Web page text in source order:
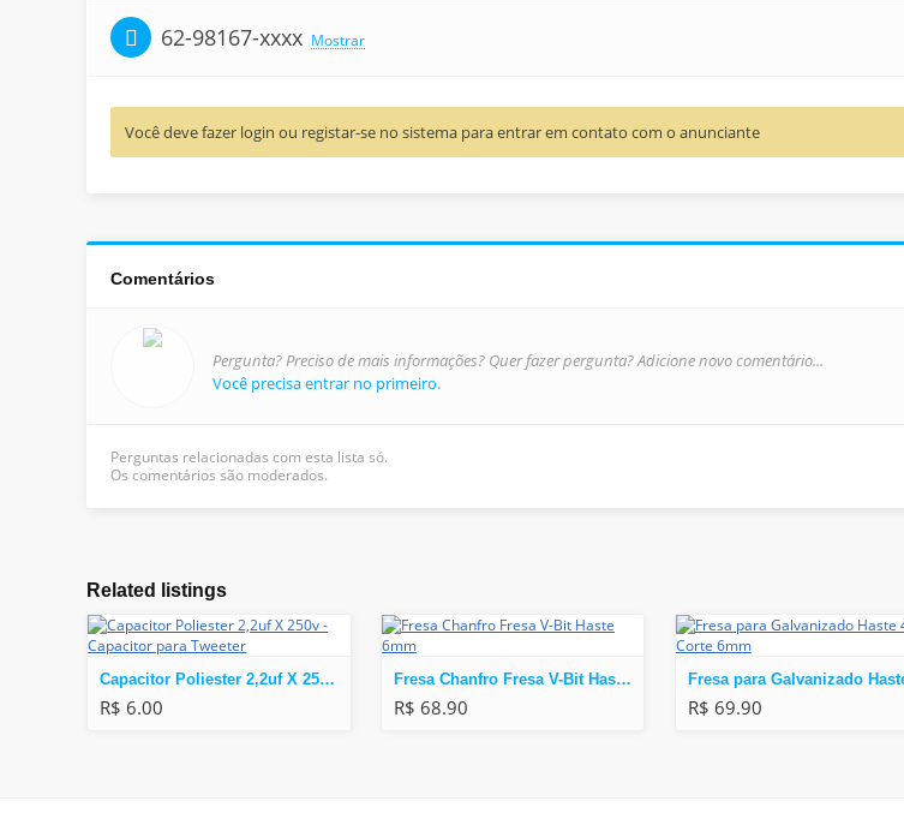
62-98167-xxxx Mostrar
Você deve fazer login ou registar-se no sistema para entrar em contato com o anunciante
Comentários
Pergunta? Preciso de mais informações? Quer fazer pergunta? Adicione novo comentário...
Você precisa entrar no primeiro.
Perguntas relacionadas com esta lista só.
Os comentários são moderados.
Related listings
Capacitor Poliester 2,2uf X 250v - Capacitor para Tweeter
R$ 6.00
Fresa Chanfro Fresa V-Bit Haste 6mm
R$ 68.90 R$ 69.90